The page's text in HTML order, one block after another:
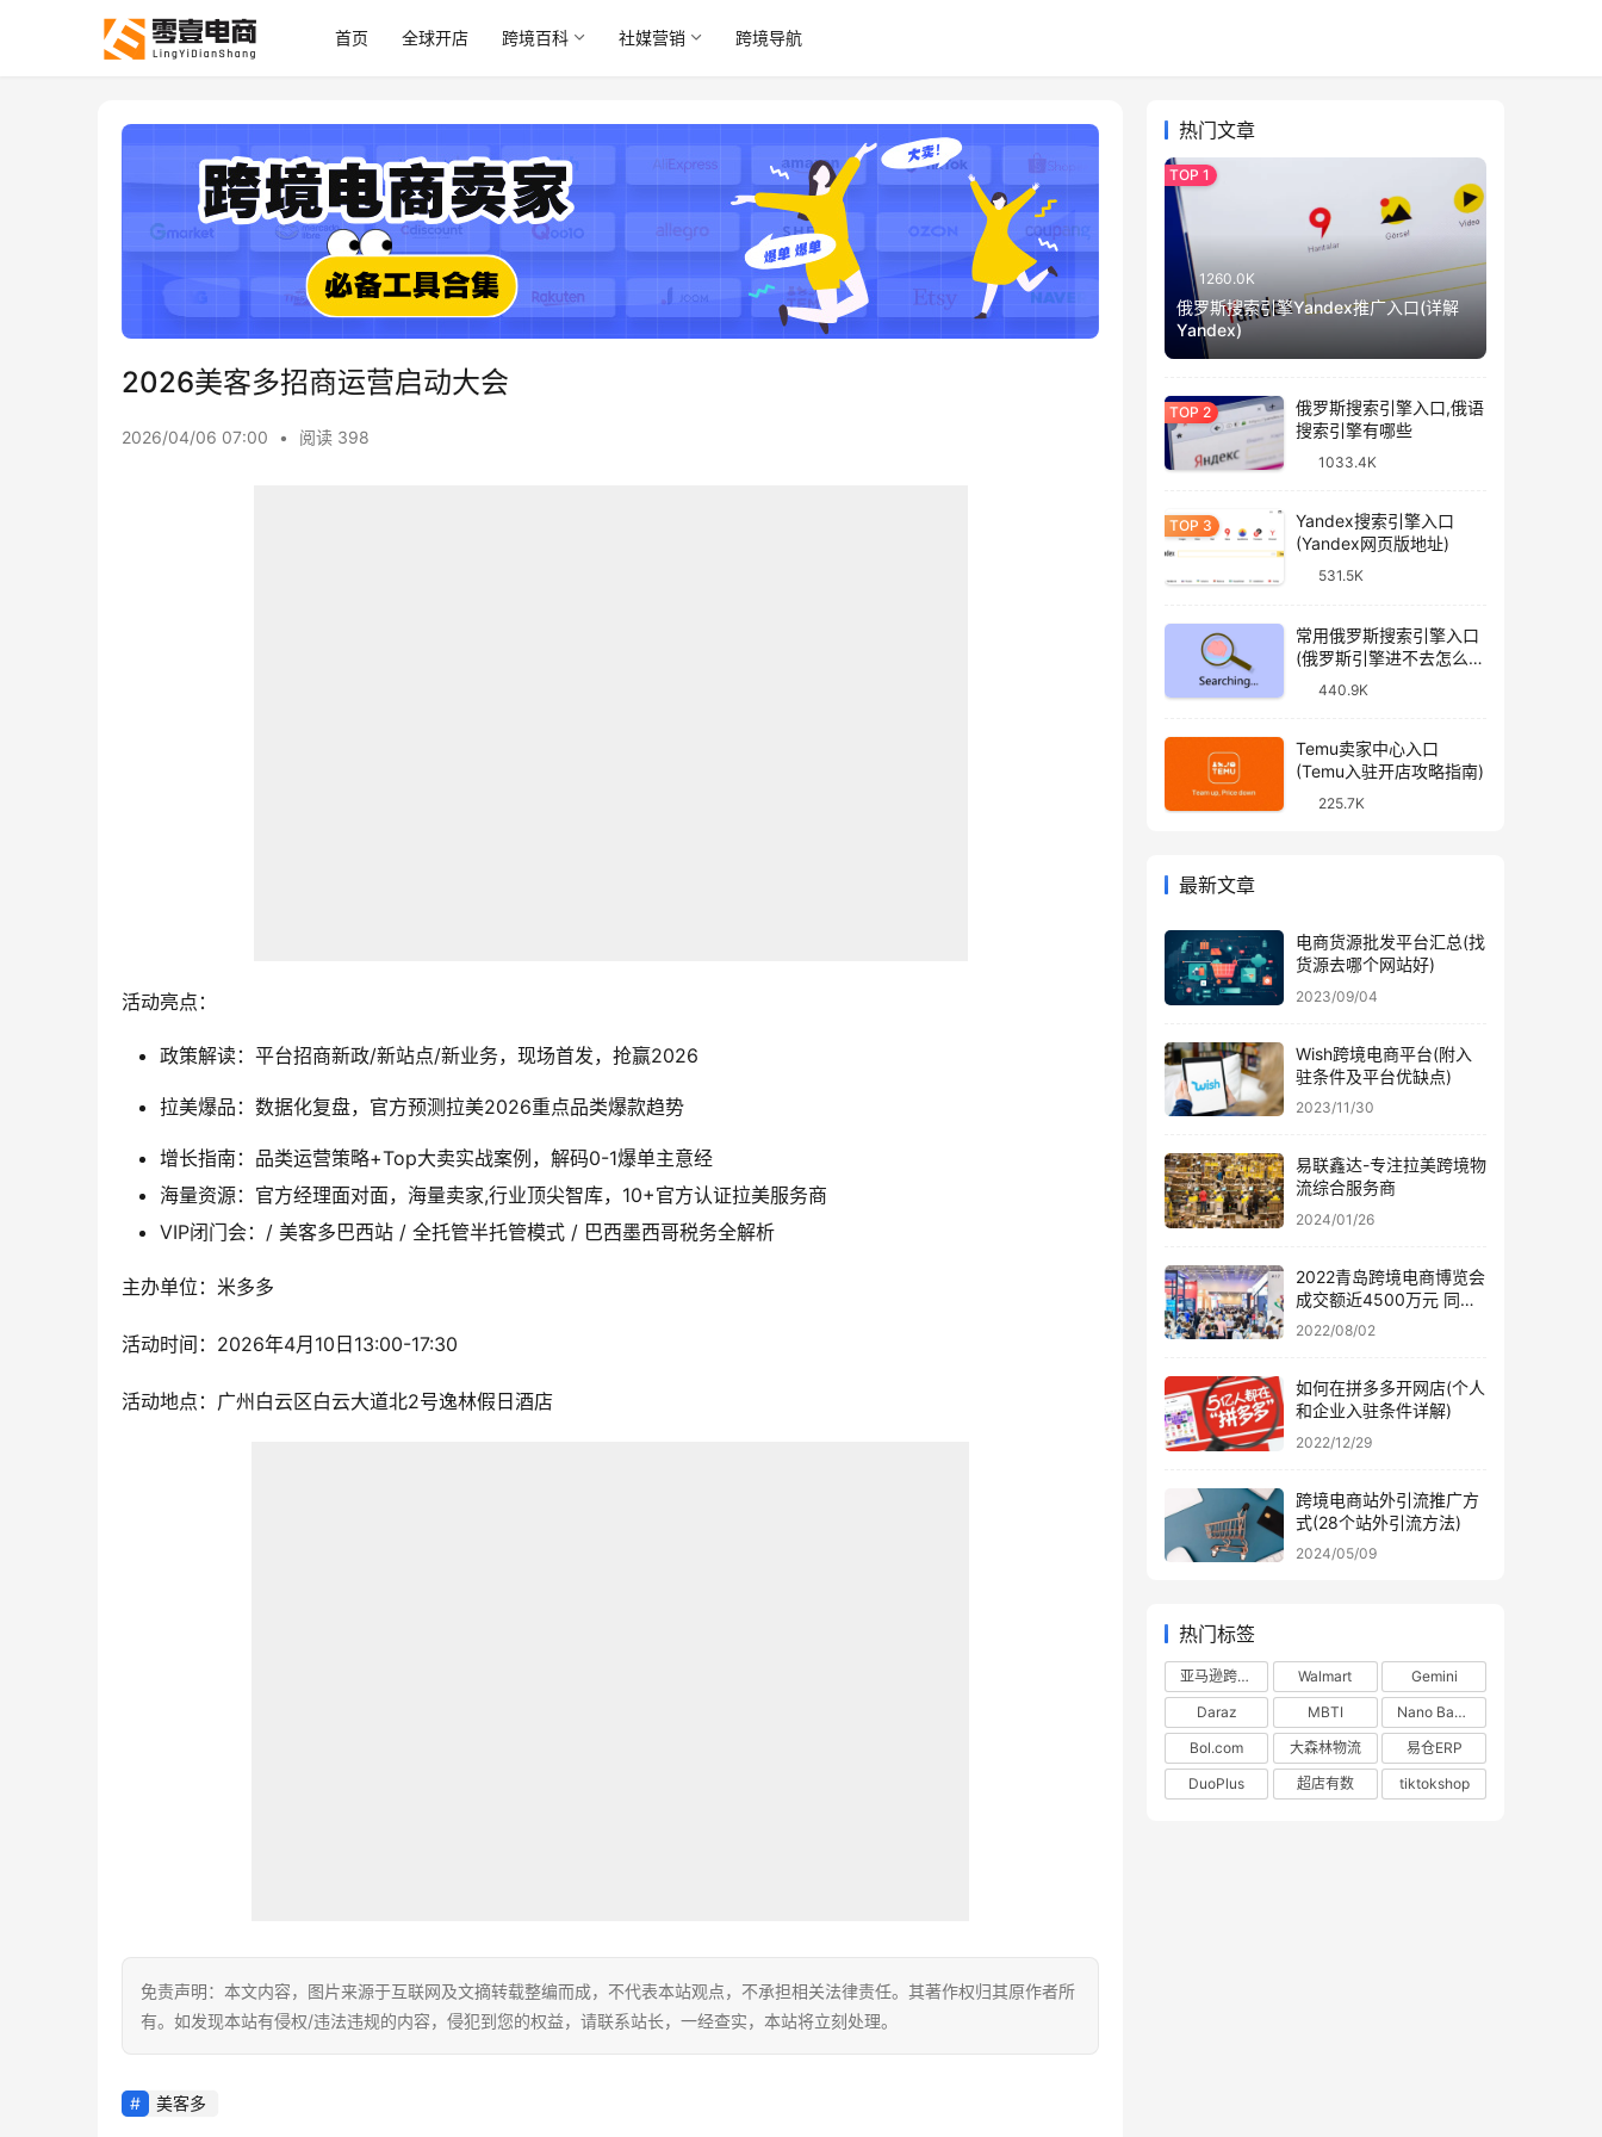
首页 全球开店 跨境百科 社媒营销 跨境导航
2026美客多招商运营启动大会
2026/04/06 07:00 • 阅读 398
活动亮点：
政策解读：平台招商新政/新站点/新业务，现场首发，抢赢2026
拉美爆品：数据化复盘，官方预测拉美2026重点品类爆款趋势
增长指南：品类运营策略+Top大卖实战案例，解码0-1爆单主意经
海量资源：官方经理面对面，海量卖家,行业顶尖智库，10+官方认证拉美服务商
VIP闭门会：/ 美客多巴西站 / 全托管半托管模式 / 巴西墨西哥税务全解析
主办单位： 米多多
活动时间：2026年4月10日13:00-17:30
活动地点：广州白云区白云大道北2号逸林假日酒店
免责声明：本文内容，图片来源于互联网及文摘转载整编而成，不代表本站观点，不承担相关法律责任。其著作权归其原作者所
有。如发现本站有侵权/违法违规的内容，侵犯到您的权益，请联系站长，一经查实，本站将立刻处理。
美客多
热门文章
1260.0K
俄罗斯搜索引擎Yandex推广入口(详解
Yandex)
俄罗斯搜索引擎入口,俄语
搜索引擎有哪些
1033.4K
Yandex搜索引擎入口
(Yandex网页版地址)
531.5K
常用俄罗斯搜索引擎入口
(俄罗斯引擎进不去怎么
440.9K
Temu卖家中心入口
(Temu入驻开店攻略指南)
225.7K
最新文章
电商货源批发平台汇总(找
货源去哪个网站好)
2023/09/04
Wish跨境电商平台(附入
驻条件及平台优缺点)
2023/11/30
易联鑫达-专注拉美跨境物
流综合服务商
2024/01/26
2022青岛跨境电商博览会
成交额近4500万元 同比
涨幅近50%
2022/08/02
如何在拼多多开网店(个人
和企业入驻条件详解)
2022/12/29
跨境电商站外引流推广方
式(28个站外引流方法)
2024/05/09
热门标签
亚马逊跨境电商 Walmart
Gemini
Daraz
MBTI
Nano Banana
Bol.com
大森林物流
易仓ERP
DuoPlus
超店有数 tiktokshop